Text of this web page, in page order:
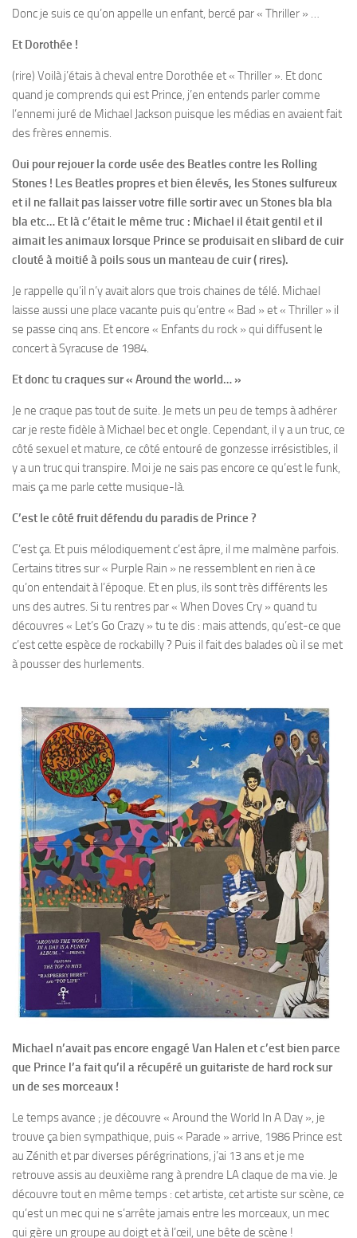
Donc je suis ce qu’on appelle un enfant, bercé par « Thriller » …
Et Dorothée !
(rire) Voilà j’étais à cheval entre Dorothée et « Thriller ». Et donc
quand je comprends qui est Prince, j’en entends parler comme
l’ennemi juré de Michael Jackson puisque les médias en avaient fait
des frères ennemis.
Oui pour rejouer la corde usée des Beatles contre les Rolling
Stones ! Les Beatles propres et bien élevés, les Stones sulfureux
et il ne fallait pas laisser votre fille sortir avec un Stones bla bla
bla etc… Et là c’était le même truc : Michael il était gentil et il
aimait les animaux lorsque Prince se produisait en slibard de cuir
clouté à moitié à poils sous un manteau de cuir ( rires).
Je rappelle qu’il n’y avait alors que trois chaines de télé. Michael
laisse aussi une place vacante puis qu’entre « Bad » et « Thriller » il
se passe cinq ans. Et encore « Enfants du rock » qui diffusent le
concert à Syracuse de 1984.
Et donc tu craques sur « Around the world… »
Je ne craque pas tout de suite. Je mets un peu de temps à adhérer
car je reste fidèle à Michael bec et ongle. Cependant, il y a un truc, ce
côté sexuel et mature, ce côté entouré de gonzesse irrésistibles, il
y a un truc qui transpire. Moi je ne sais pas encore ce qu’est le funk,
mais ça me parle cette musique-là.
C’est le côté fruit défendu du paradis de Prince ?
C’est ça. Et puis mélodiquement c’est âpre, il me malmène parfois.
Certains titres sur « Purple Rain » ne ressemblent en rien à ce
qu’on entendait à l’époque. Et en plus, ils sont très différents les
uns des autres. Si tu rentres par « When Doves Cry » quand tu
découvres « Let’s Go Crazy » tu te dis : mais attends, qu’est-ce que
c’est cette espèce de rockabilly ? Puis il fait des balades où il se met
à pousser des hurlements.
Michael n’avait pas encore engagé Van Halen et c’est bien parce
que Prince l’a fait qu’il a récupéré un guitariste de hard rock sur
un de ses morceaux !
Le temps avance ; je découvre « Around the World In A Day », je
trouve ça bien sympathique, puis « Parade » arrive, 1986 Prince est
au Zénith et par diverses pérégrinations, j’ai 13 ans et je me
retrouve assis au deuxième rang à prendre LA claque de ma vie. Je
découvre tout en même temps : cet artiste, cet artiste sur scène, ce
qu’est un mec qui ne s’arrête jamais entre les morceaux, un mec
qui gère un groupe au doigt et à l’œil, une bête de scène !